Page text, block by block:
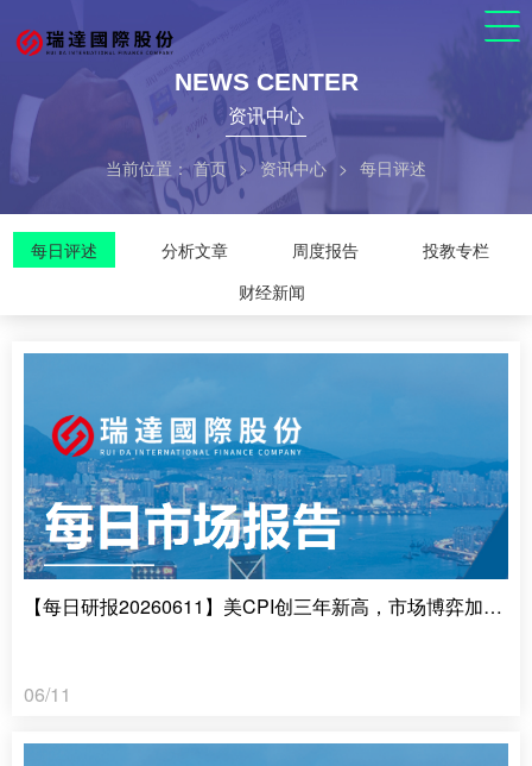
NEWS CENTER
资讯中心
当前位置：首页 > 资讯中心 > 每日评述
每日评述 分析文章 周度报告
投教专栏
财经新闻
【每日研报20260611】美CPI创三年新高，市场博弈加息预期
06/11